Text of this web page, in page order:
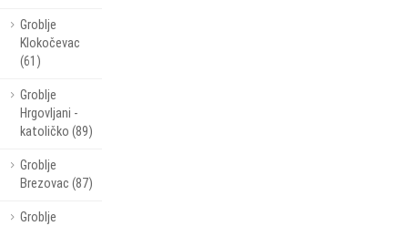
Groblje
Klokočevac
(61)
Groblje
Hrgovljani -
katoličko (89)
Groblje
Brezovac (87)
Groblje